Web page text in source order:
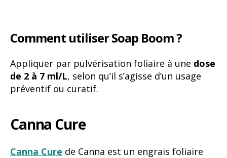
Comment utiliser Soap Boom ?
Appliquer par pulvérisation foliaire à une dose
de 2 à 7 ml/L, selon qu’il s’agisse d’un usage
préventif ou curatif.
Canna Cure
Canna Cure de Canna est un engrais foliaire